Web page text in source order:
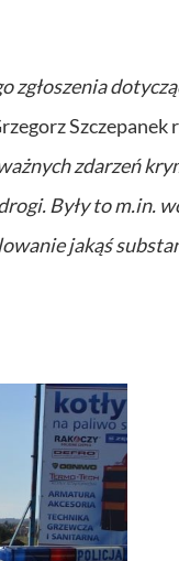
zgłoszenia
Szczepanek
zdarzeń
Były to m.in.
jakąś